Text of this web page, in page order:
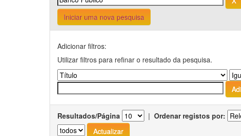
Iniciar uma nova pesquisa
Adicionar filtros:
Utilizar filtros para refinar o resultado da pesquisa.
Resultados/Página | Ordenar registos por: